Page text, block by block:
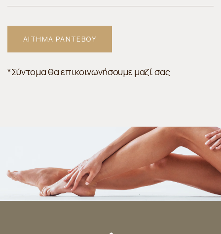
*Σύντομα θα επικοινωνήσουμε μαζί σας